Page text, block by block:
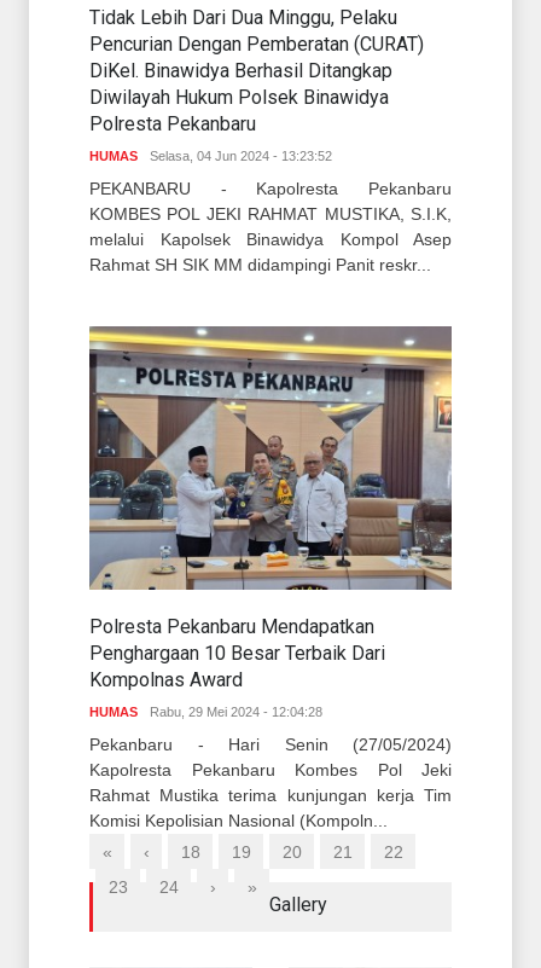
Tidak Lebih Dari Dua Minggu, Pelaku
Pencurian Dengan Pemberatan (CURAT)
DiKel. Binawidya Berhasil Ditangkap
Diwilayah Hukum Polsek Binawidya
Polresta Pekanbaru
HUMAS Selasa, 04 Jun 2024 - 13:23:52
PEKANBARU - Kapolresta Pekanbaru
KOMBES POL JEKI RAHMAT MUSTIKA, S.I.K,
melalui Kapolsek Binawidya Kompol Asep
Rahmat SH SIK MM didampingi Panit reskr...
Polresta Pekanbaru Mendapatkan
Penghargaan 10 Besar Terbaik Dari
Kompolnas Award
HUMAS Rabu, 29 Mei 2024 - 12:04:28
Pekanbaru - Hari Senin (27/05/2024)
Kapolresta Pekanbaru Kombes Pol Jeki
Rahmat Mustika terima kunjungan kerja Tim
Komisi Kepolisian Nasional (Kompoln...
«
‹ 18 19 20 21
22
23
24 › »
Gallery